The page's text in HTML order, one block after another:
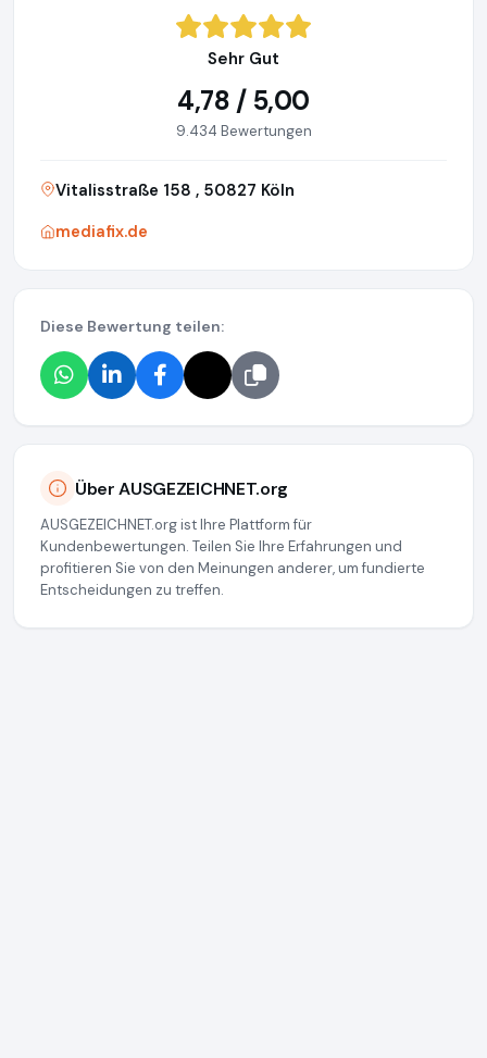
Sehr Gut
4,78 / 5,00
9.434 Bewertungen
Vitalisstraße 158 , 50827 Köln
mediafix.de
Diese Bewertung teilen:
Über AUSGEZEICHNET.org
AUSGEZEICHNET.org ist Ihre Plattform für
Kundenbewertungen. Teilen Sie Ihre Erfahrungen und
profitieren Sie von den Meinungen anderer, um fundierte
Entscheidungen zu treffen.